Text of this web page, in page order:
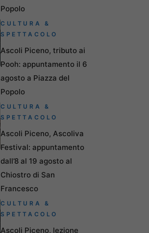
Popolo
CULTURA &
SPETTACOLO
Ascoli Piceno, tributo ai
Pooh: appuntamento il 6
agosto a Piazza del
Popolo
CULTURA &
SPETTACOLO
Ascoli Piceno, Ascoliva
Festival: appuntamento
dall’8 al 19 agosto al
Chiostro di San
Francesco
CULTURA &
SPETTACOLO
Ascoli Piceno, lezione